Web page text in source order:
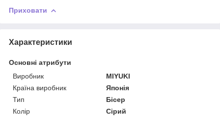
Приховати
Характеристики
Основні атрибути
Виробник
MIYUKI
Країна виробник
Японія
Тип
Бісер
Колір
Сірий